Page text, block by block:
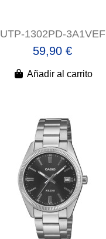
UTP-1302PD-3A1VEF
59,90 €
Añadir al carrito